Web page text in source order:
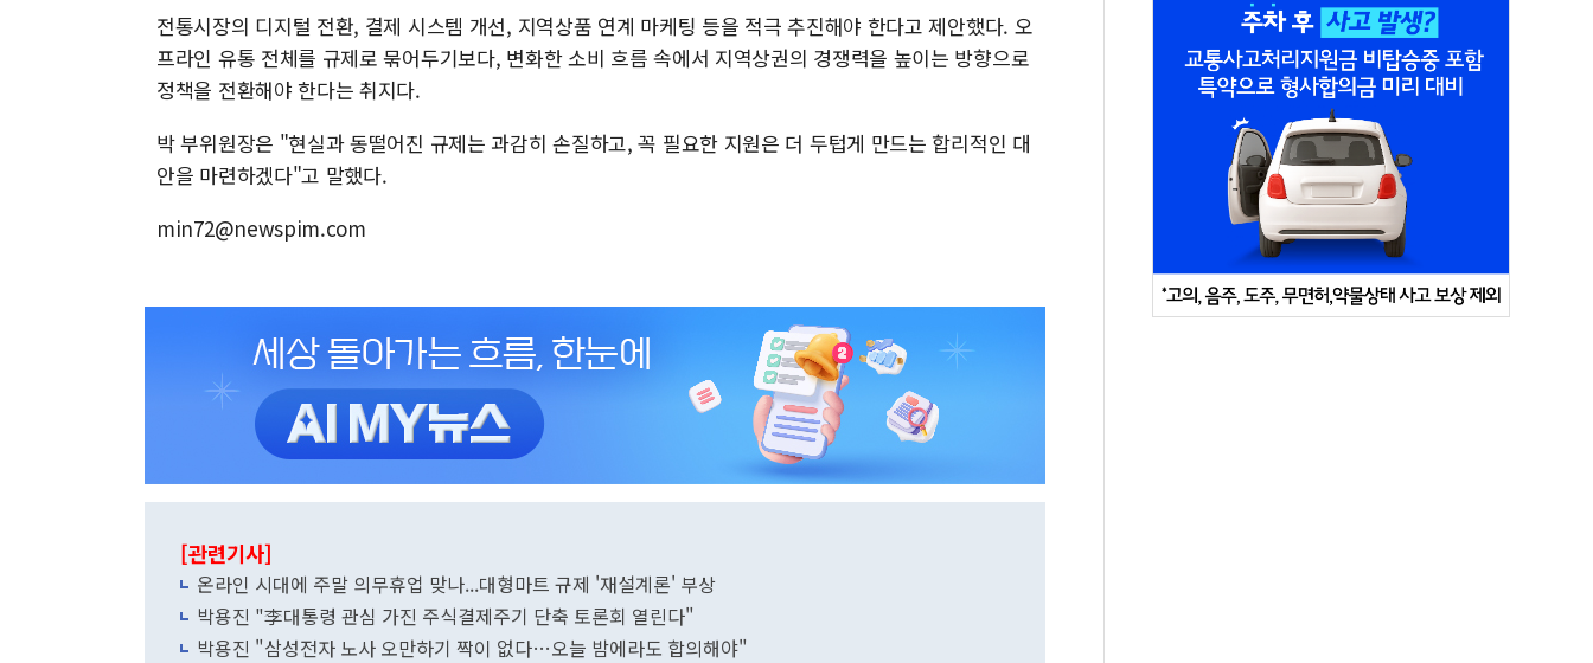
전통시장의 디지털 전환, 결제 시스템 개선, 지역상품 연계 마케팅 등을 적극 추진해야 한다고 제안했다. 오
프라인 유통 전체를 규제로 묶어두기보다, 변화한 소비 흐름 속에서 지역상권의 경쟁력을 높이는 방향으로
정책을 전환해야 한다는 취지다.
박 부위원장은 "현실과 동떨어진 규제는 과감히 손질하고, 꼭 필요한 지원은 더 두텁게 만드는 합리적인 대
안을 마련하겠다"고 말했다.
min72@newspim.com
[관련기사]
온라인 시대에 주말 의무휴업 맞나...대형마트 규제 '재설계론' 부상
박용진 "李대통령 관심 가진 주식결제주기 단축 토론회 열린다"
박용진 "삼성전자 노사 오만하기 짝이 없다…오늘 밤에라도 합의해야"